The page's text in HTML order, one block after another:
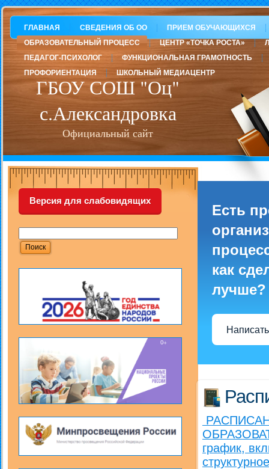
ГБОУ СОШ "Оц"
с.Александровка
Официальный сайт
ГЛАВНАЯ СВЕДЕНИЯ ОБ ОО
ПРИЕМ ОБУЧАЮЩИХСЯ
ОБРАЗОВАТЕЛЬНЫЙ ПРОЦЕСС
ЦЕНТР «ТОЧКА РОСТА»
ПЕДАГОГ-ПСИХОЛОГ
ФУНКЦИОНАЛЬНАЯ ГРАМОТНОСТЬ
ПРОФОРИЕНТАЦИЯ
ШКОЛЬНЫЙ МЕДИАЦЕНТР
Версия для слабовидящих
Есть
как
лучше?
график,